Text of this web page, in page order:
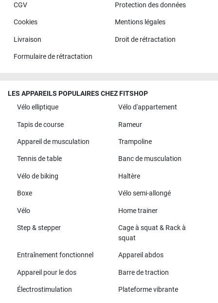
CGV
Protection des données
Cookies Mentions légales
Livraison Droit de rétractation
Formulaire de rétractation
LES APPAREILS POPULAIRES CHEZ FITSHOP
Vélo elliptique
Vélo d'appartement
Tapis de course Rameur
Appareil de musculation Trampoline
Tennis de table Banc de musculation
Vélo de biking Haltère
Boxe Vélo semi-allongé
Vélo Home trainer
Step & stepper
Cage à squat & Rack à
squat
Entraînement fonctionnel Appareil abdos
Appareil pour le dos Barre de traction
Électrostimulation Plateforme vibrante